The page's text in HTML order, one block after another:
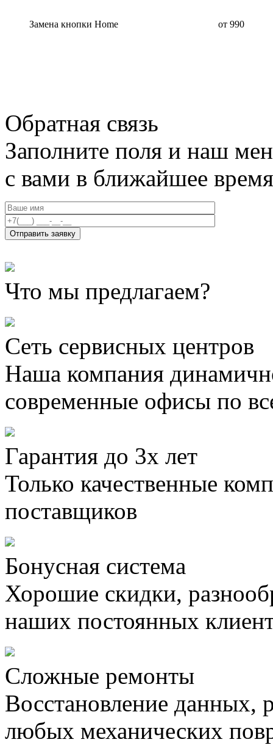
Замена кнопки Home от 990
Обратная связь
Заполните поля и наш
с вами в ближайшее время
Что мы предлагаем?
Сеть сервисных центров
Наша компания
современные офисы по
Гарантия до 3х лет
Только качественные
поставщиков
Бонусная система
Хорошие скидки,
наших постоянных
Сложные ремонты
Восстановление данных,
любых механических